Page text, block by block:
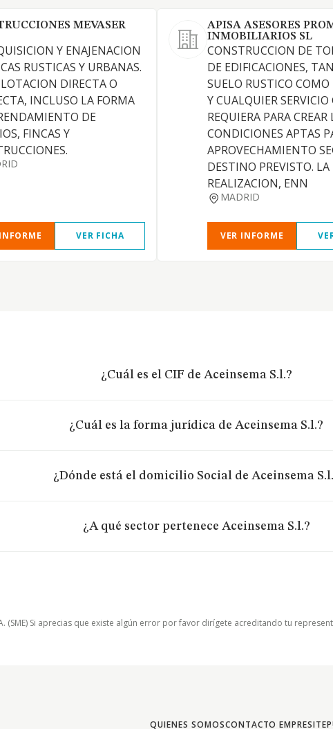
MEVASER
Y ENAJENACION
RUSTICAS Y URBANAS.
DIRECTA O
INCLUSO LA FORMA
DE
FINCAS Y
VER FICHA
APISA ASESORES
INMOBILIARIOS SL
CONSTRUCCION DE
DE EDIFICACIONES,
SUELO RUSTICO
Y CUALQUIER SERVICIO
REQUIERA PARA CREAR
CONDICIONES APTAS
APROVECHAMIENTO
DESTINO PREVISTO. LA
REALIZACION, ENN
MADRID
VER INFORME
¿Cuál es el CIF de Aceinsema S.l.?
¿Cuál es la forma jurídica de Aceinsema S.l.?
¿Dónde está el domicilio Social de Aceinsema
¿A qué sector pertenece Aceinsema S.l.?
(SME) Si aprecias que existe algún error por favor dirígete acreditando tu
QUIENES SOMOSCONTACTO EMPRESITE